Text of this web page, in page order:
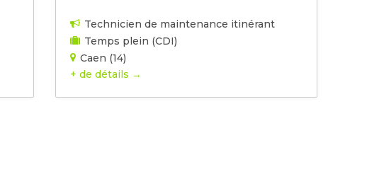
Technicien de maintenance itinérant
Temps plein (CDI)
Caen (14)
+ de détails